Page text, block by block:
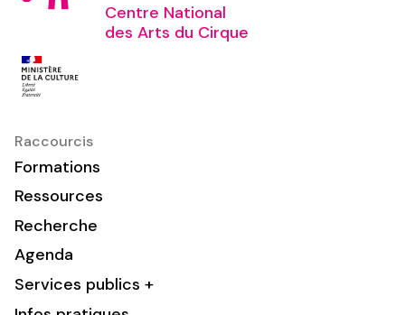
Centre National
des Arts du Cirque
Raccourcis
Formations
Ressources
Recherche
Agenda
Services publics +